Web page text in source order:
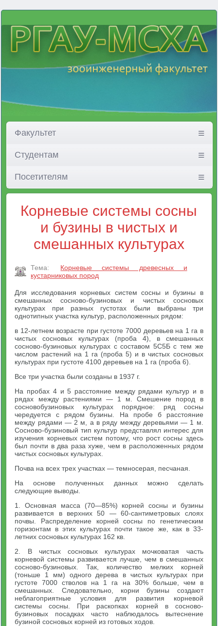
Факультет
Студентам
Посетителям
Корневые системы сосны
и бузины в чистых и
смешанных культурах
Тема:
Корневые системы древесных и
кустарниковых пород
Для исследования корневых систем сосны и бузины в
смешанных сосново-бузиновых и чистых сосновых
культурах при разных густотах были выбраны три
однотипных участка культур, расположенных рядом:
в 12-летнем возрасте при густоте 7000 деревьев на 1 га в
чистых сосновых культурах (проба 4), в смешанных
сосново-бузиновых культурах с составом 5С5Б с тем же
числом растений на 1 га (проба 5) и в чистых сосновых
культурах при густоте 4100 деревьев на 1 га (проба 6).
Все три участка были созданы в 1937 г.
На пробах 4 и 5 расстояние между рядами культур и в
рядах между растениями — 1 м. Смешение пород в
сосновобузиновых культурах порядное: ряд сосны
чередуется с рядом бузины. На пробе б расстояние
между рядами — 2 м, а в ряду между деревьями — 1 м.
Сосново-бузиновый тип культур представлял интерес для
изучения корневых систем потому, что рост сосны здесь
был почти в два раза хуже, чем в расположенных рядом
чистых сосновых культурах.
Почва на всех трех участках — темносерая, песчаная.
На основе полученных данных можно сделать
следующие выводы.
1. Основная масса (70—85%) корней сосны и бузины
развивается в верхних 50 — 60-сантиметровых слоях
почвы. Распределение корней сосны по генетическим
горизонтам в этих культурах почти такое же, как в 33-
летних сосновых культурах 162 кв.
2. В чистых сосновых культурах мочковатая часть
корневой системы развивается лучше, чем в смешанных
сосново-бузиновых. Так, количество мелких корней
(тоньше 1 мм) одного дерева в чистых культурах при
густоте 7000 стволов на 1 га на 30% больше, чем в
смешанных. Следовательно, корни бузины создают
неблагоприятные условия для развития корневой
системы сосны. При раскопках корней в сосново-
бузиновых посадках часто наблюдалось вытеснение
бузиной сосновых корней из готовых ходов.